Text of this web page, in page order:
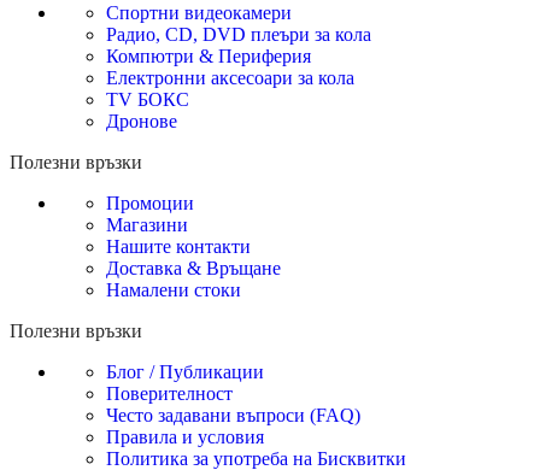
Спортни видеокамери
Радио, CD, DVD плеъри за кола
Компютри & Периферия
Електронни аксесоари за кола
TV БОКС
Дронове
Полезни връзки
Промоции
Магазини
Нашите контакти
Доставка & Връщане
Намалени стоки
Полезни връзки
Блог / Публикации
Поверителност
Често задавани въпроси (FAQ)
Правила и условия
Политика за употреба на Бисквитки